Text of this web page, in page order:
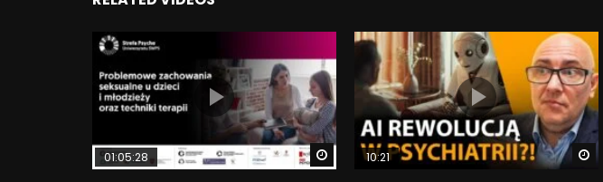
Watch Later
01:05:28 10:21